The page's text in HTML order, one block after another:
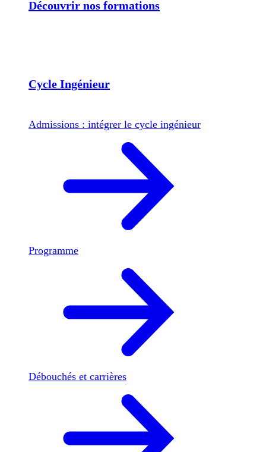
Découvrir nos formations
Cycle Ingénieur
Admissions : intégrer le cycle ingénieur
Programme
Débouchés et carrières